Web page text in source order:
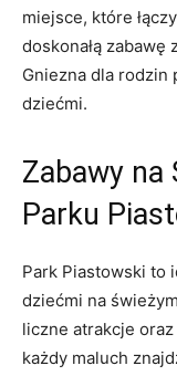
⁣miejsce, które
doskonałą zabawę
Gniezna dla ⁤rodzin
dziećmi.
Zabawy na
Parku
Park Piastowski to​
dziećmi na
liczne atrakcje
każdy maluch